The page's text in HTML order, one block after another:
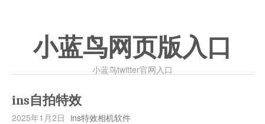
小蓝鸟网页版入口
小蓝鸟twitter官网入口
ins自拍特效
2025年1月2日 ins特效相机软件